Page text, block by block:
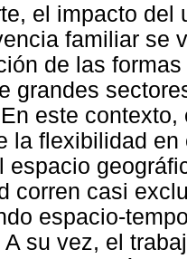
el impacto
familiar se
de las
grandes
este
la flexibilidad
espacio
corren casi
espacio-
su vez, el